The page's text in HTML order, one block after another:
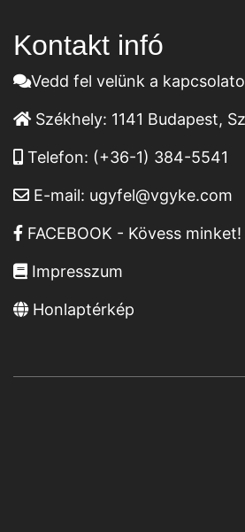
Kontakt infó
Vedd fel velünk a
Székhely: 1141 Budapest,
Telefon: (+36-1) 384-5541
E-mail: ugyfel@vgyke.com
FACEBOOK - Kövess minket!
Impresszum
Honlaptérkép